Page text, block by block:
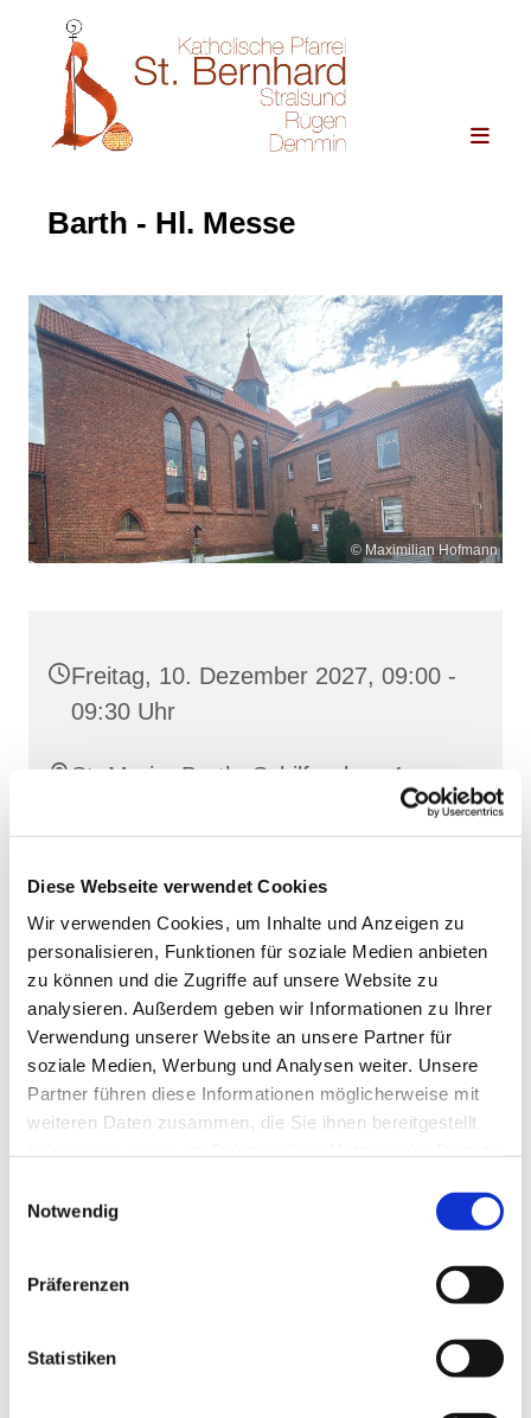
Diese Webseite verwendet Cookies
Wir verwenden Cookies, um Inhalte und Anzeigen zu
personalisieren, Funktionen für soziale Medien anbieten
zu können und die Zugriffe auf unsere Website zu
analysieren. Außerdem geben wir Informationen zu Ihrer
Verwendung unserer Website an unsere Partner für
soziale Medien, Werbung und Analysen weiter. Unsere
Partner führen diese Informationen möglicherweise mit
weiteren Daten zusammen, die Sie ihnen bereitgestellt
Notwendig
Präferenzen
Statistiken
Barth - Hl. Messe
© Maximilian Hofmann
Freitag, 10. Dezember 2027, 09:00 -
09:30 Uhr
St. Maria, Barth, Schilfgraben 4,